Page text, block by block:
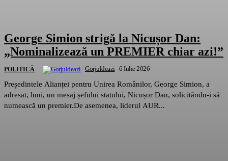
George Simion strigă la Nicușor Dan:
„Nominalizează un PREMIER chiar azi!”
POLITICĂ Gorjuldeazi -6 Iulie 2026
Președintele Alianței pentru Unirea Românilor, George Simion, a
adresat, luni, un mesaj șefului statului, Nicușor Dan, solicitându-i să
numească un premier.De asemenea, liderul AUR...